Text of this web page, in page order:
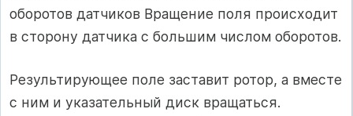
оборотов датчиков Вращение поля происходит
в сторону датчика с большим числом оборотов.
Результирующее поле заставит ротор, а вместе
с ним и указательный диск вращаться.